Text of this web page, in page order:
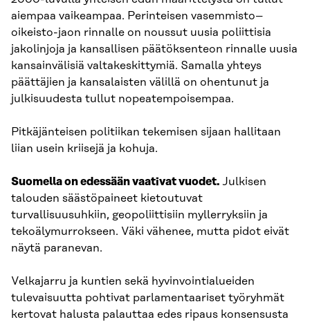
aiempaa vaikeampaa. Perinteisen vasemmisto–
oikeisto-jaon rinnalle on noussut uusia poliittisia
jakolinjoja ja kansallisen päätöksenteon rinnalle uusia
kansainvälisiä valtakeskittymiä. Samalla yhteys
päättäjien ja kansalaisten välillä on ohentunut ja
julkisuudesta tullut nopeatempoisempaa.
Pitkäjänteisen politiikan tekemisen sijaan hallitaan
liian usein kriisejä ja kohuja.
Suomella on edessään vaativat vuodet. Julkisen
talouden säästöpaineet kietoutuvat
turvallisuusuhkiin, geopoliittisiin myllerryksiin ja
tekoälymurrokseen. Väki vähenee, mutta pidot eivät
näytä paranevan.
Velkajarru ja kuntien sekä hyvinvointialueiden
tulevaisuutta pohtivat parlamentaariset työryhmät
kertovat halusta palauttaa edes ripaus konsensusta